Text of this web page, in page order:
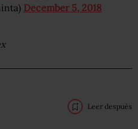
December 5, 2018
Leer después